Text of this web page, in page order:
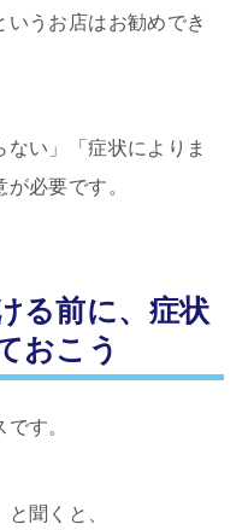
うお店はお勧めでき
い」「症状によりま
必要です。
る前に、症状
おこう
す。
聞くと、